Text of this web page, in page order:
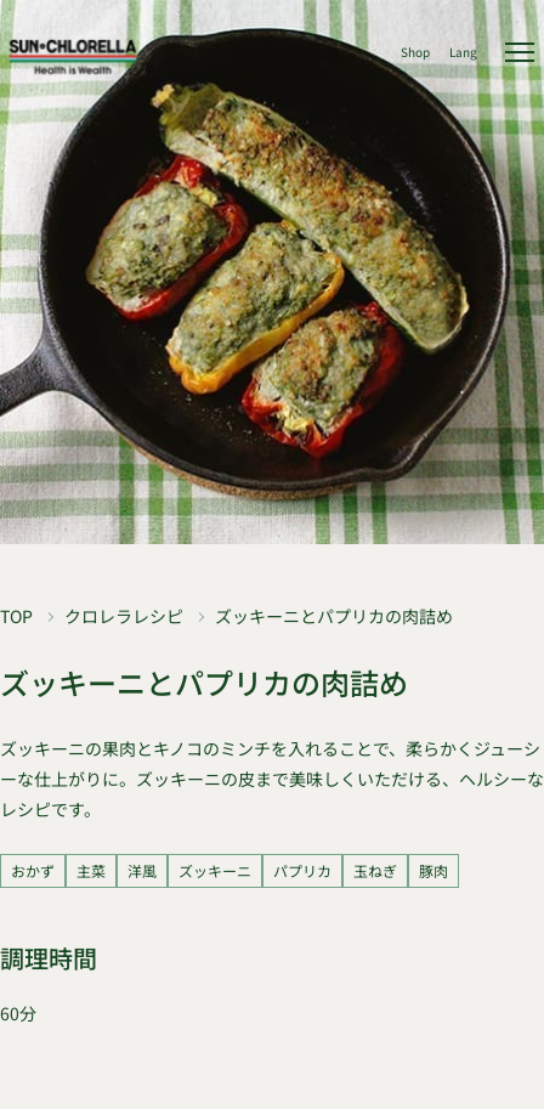
Shop Lang
TOP クロレラレシピ ズッキーニとパプリカの肉詰め
ズッキーニとパプリカの肉詰め
ズッキーニの果肉とキノコのミンチを入れることで、柔らかくジューシ
ーな仕上がりに。ズッキーニの皮まで美味しくいただける、ヘルシーな
レシピです。
おかず 主菜 洋風 ズッキーニ パプリカ 玉ねぎ 豚肉
調理時間
60分